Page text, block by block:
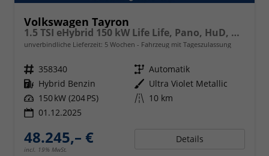
Volkswagen Tayron
1.5 TSI eHybrid 150 kW Life Life, Pano, HuD, AHK, AreaView, Side, Navi, Winter, 5-J. Garantie
unverbindliche Lieferzeit: 5 Wochen Fahrzeug mit Tageszulassung
Fahrzeugnr. 358340 Getriebe Automatik
Kraftstoff Hybrid Benzin Außenfarbe Ultra Violet Metallic
Leistung 150 kW (204 PS) Kilometerstand 10 km
01.12.2025
48.245,– €
incl. 19% MwSt.
Details